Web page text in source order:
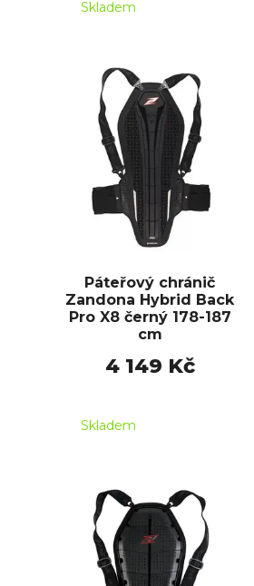
Skladem
Páteřový chránič
Zandona Hybrid Back
Pro X8 černý 178-187
cm
4 149 Kč
Skladem